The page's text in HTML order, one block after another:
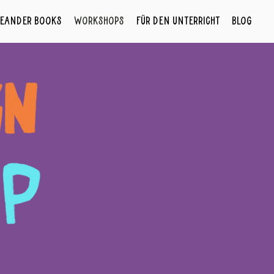
Books Workshops Für den Unterricht Blog